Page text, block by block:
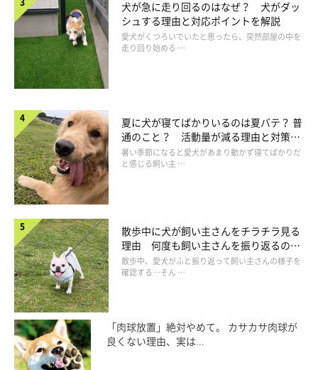
成不全など関節に遺伝的な問題を抱えていないか、交配をしても
問題ない親犬同士の掛け合わせか、親犬や兄弟犬などに共通した
病気がないかなどを把握した上で繁殖を検討する必要がありま
す。
※遺伝子検査では、進行性網膜萎縮症（PRA）、変性性脊髄症
（DM）などの特定の病気に対する検査が可能です。
母犬のケアと生まれた子犬のお世話は大変
交配後、妊娠した犬に対しては普段よりも日々の健康管理が必要
となり、妊娠診断や出産前の検診など、出産に向けて備えるため
の受診の機会もあります。また、妊娠期間の約2ヶ月間につづ
き、出産から子育ての期間としてさらに約2ヶ月間、24時間体制
で母犬と子犬たちのお世話が必要となります。この間、食事、排
泄、洗濯、掃除、体のケア、犬たちとのコミュニケーションや社
会化など、やらなければならないことはたくさんです。
犬が急に走り回るのはなぜ？ 犬がダッ
シュする理由と対応ポイントを解説
愛犬がくつろいでいたと思ったら、突然部屋の中を
走り回り始める …
夏に犬が寝てばかりいるのは夏バテ？ 普
通のこと？ 活動量が減る理由と対策と
は
暑い季節になると愛犬があまり動かず寝てばかりだ
と感じる飼い主 …
散歩中に犬が飼い主さんをチラチラ見る
理由 何度も飼い主さんを振り返るのは
なぜ？
散歩中、愛犬がふと振り返って飼い主さんの様子を
確認する…そん …
「肉球放置」絶対やめて。 カサカサ肉球が
良くない理由、実は...